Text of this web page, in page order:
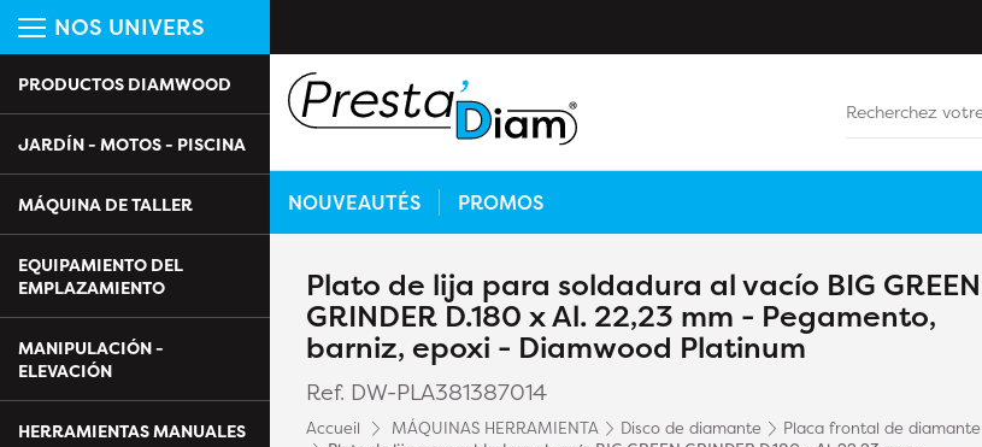
NOS UNIVERS
PRODUCTOS DIAMWOOD
JARDÍN - MOTOS - PISCINA
MÁQUINA DE TALLER
EQUIPAMIENTO DEL
EMPLAZAMIENTO
MANIPULACIÓN -
ELEVACIÓN
HERRAMIENTAS MANUALES
NOUVEAUTÉS PROMOS
Plato de lija para soldadura al vacío BIG GREEN
GRINDER D.180 x Al. 22,23 mm - Pegamento,
barniz, epoxi - Diamwood Platinum
Ref. DW-PLA381387014
Accueil MÁQUINAS HERRAMIENTA Disco de diamante
Placa frontal de diamante